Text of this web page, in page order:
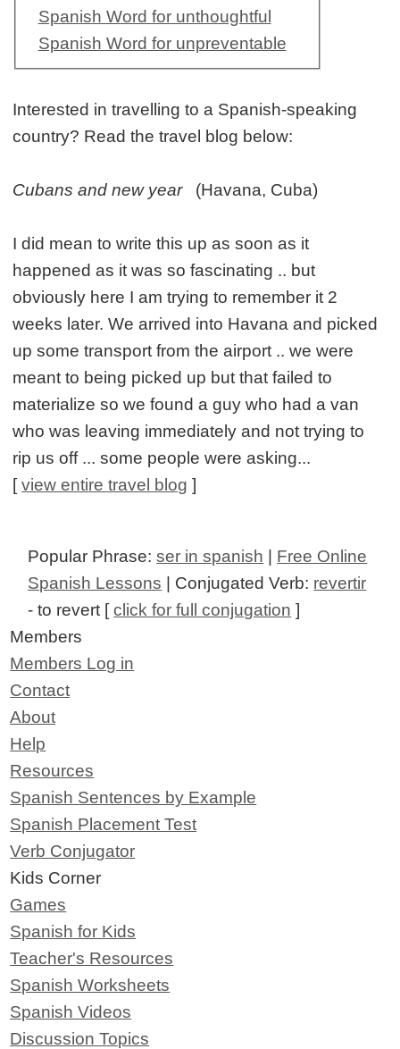
Spanish Word for unthoughtful
Spanish Word for unpreventable
Interested in travelling to a Spanish-speaking
country? Read the travel blog below:
Cubans and new year(Havana, Cuba)
I did mean to write this up as soon as it
happened as it was so fascinating .. but
obviously here I am trying to remember it 2
weeks later. We arrived into Havana and picked
up some transport from the airport .. we were
meant to being picked up but that failed to
materialize so we found a guy who had a van
who was leaving immediately and not trying to
rip us off ... some people were asking...
[view entire travel blog ]
Popular Phrase:ser in spanish | Free Online
Spanish Lessons | Conjugated Verb: revertir
- to revert [click for full conjugation ]
Members
Members Log in
Contact
About
Help
Resources
Spanish Sentences by Example
Spanish Placement Test
Verb Conjugator
Kids Corner
Games
Spanish for Kids
Teacher's Resources
Spanish Worksheets
Spanish Videos
Discussion Topics